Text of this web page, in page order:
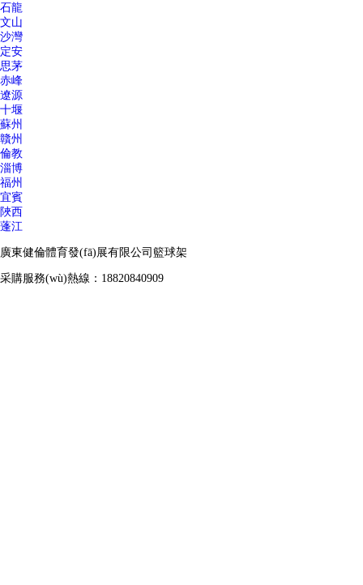
石龍
文山
沙灣
定安
思茅
赤峰
遼源
十堰
蘇州
贛州
倫教
淄博
福州
宜賓
陜西
蓬江
廣東健倫體育發(fā)展有限公司籃球架
采購服務(wù)熱線：18820840909